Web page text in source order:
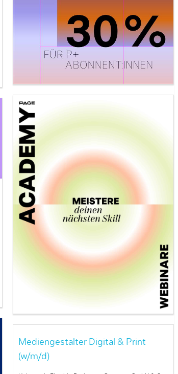
Mediengestalter Digital & Print
(w/m/d)